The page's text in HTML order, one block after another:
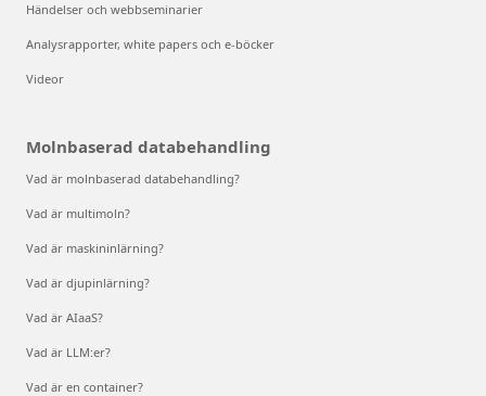
Händelser och webbseminarier
Analysrapporter, white papers och e-böcker
Videor
Molnbaserad databehandling
Vad är molnbaserad databehandling?
Vad är multimoln?
Vad är maskininlärning?
Vad är djupinlärning?
Vad är AIaaS?
Vad är LLM:er?
Vad är en container?